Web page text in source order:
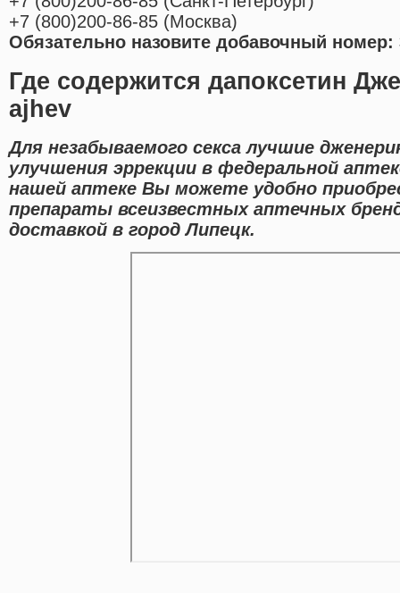
+7 (800)200-86-85 (Москва)
Обязательно назовите добавочный номер:
Где содержится дапоксетин
ajhev
Для незабываемого секса лучшие
улучшения эррекции в федеральной
нашей аптеке Вы можете удобно
препараты всеизвестных аптечных
доставкой в город Липецк.